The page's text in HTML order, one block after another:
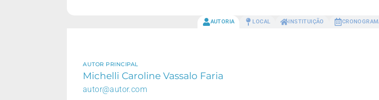
AUTORIA LOCAL INSTITUIÇÃO
AUTOR PRINCIPAL
Michelli Caroline Vassalo Faria
autor@autor.com